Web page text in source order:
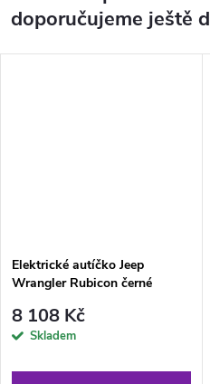
doporučujeme ještě
Elektrické autíčko Jeep
Wrangler Rubicon černé
8 108 Kč
Skladem